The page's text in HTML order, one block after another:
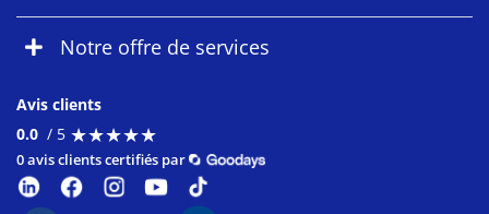
Notre offre de services
Avis clients
0.0 / 5 ★★★★★
★★★★★
0 avis clients certifiés par